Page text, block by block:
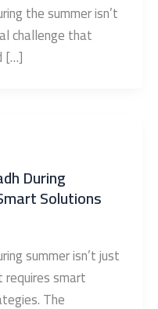
the summer isn’t
challenge that
[…]
During
Solutions
summer isn’t just
smart
The